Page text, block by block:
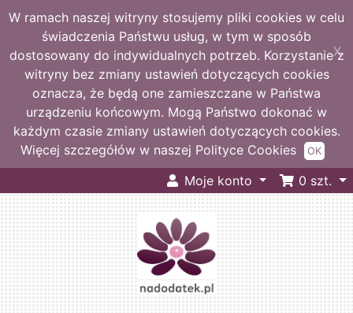
W ramach naszej witryny stosujemy pliki cookies w celu
świadczenia Państwu usług, w tym w sposób
dostosowany do indywidualnych potrzeb. Korzystanie z
witryny bez zmiany ustawień dotyczących cookies
oznacza, że będą one zamieszczane w Państwa
urządzeniu końcowym. Mogą Państwo dokonać w
każdym czasie zmiany ustawień dotyczących cookies.
Więcej szczegółów w naszej Polityce Cookies
X
OK
Moje konto 0 szt.